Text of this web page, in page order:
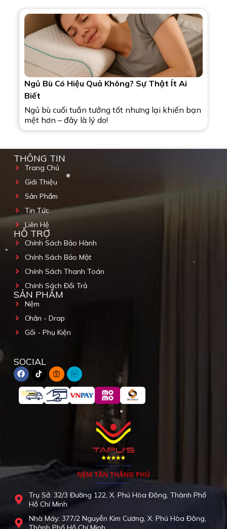
Ngủ Bù Có Hiệu Quả Không? Sự Thật Ít Ai
Biết
Ngủ bù cuối tuần tưởng tốt nhưng lại khiến bạn
mệt hơn – đây là lý do!
Trụ Sở: 32/3 Đường 122, X. Phú Hòa Đông, Thành Phố
Hồ Chí Minh
Nhà Máy: 377/2 Nguyễn Kim Cương, X. Phú Hòa Đông,
THÔNG TIN
Trang Chủ
Giới Thiệu
Sản Phẩm
Tin Tức
Liên Hệ
HỖ TRỢ
Chính Sách Bảo Hành
Chính Sách Bảo Mật
Chính Sách Thanh Toán
Chính Sách Đổi Trả
SẢN PHẨM
Nệm
Chăn - Drap
Gối - Phụ Kiện
SOCIAL